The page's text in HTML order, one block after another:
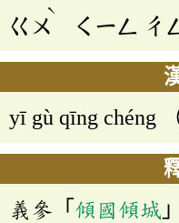
ㄍㄨ
ˋ
ㄑㄧㄥ ㄔㄥ
yī gù qīng chéng
義參「 傾國傾城